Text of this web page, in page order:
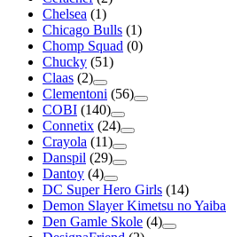
Chelsea (1)
Chicago Bulls (1)
Chomp Squad (0)
Chucky (51)
Claas (2)
Clementoni (56)
COBI (140)
Connetix (24)
Crayola (11)
Danspil (29)
Dantoy (4)
DC Super Hero Girls (14)
Demon Slayer Kimetsu no Yaiba
Den Gamle Skole (4)